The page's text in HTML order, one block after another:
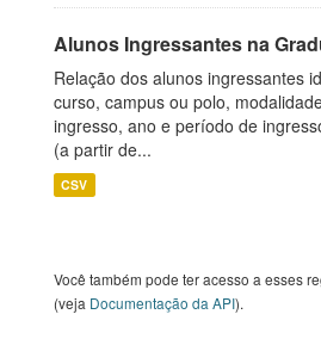
Alunos Ingressantes na
Relação dos alunos ingressantes
curso, campus ou polo,
ingresso, ano e período de
(a partir de...
CSV
Você também pode ter acesso a esses
(veja Documentação da API).